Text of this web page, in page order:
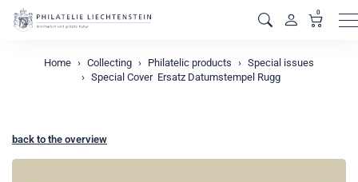
0
Home Collecting Philatelic products
Special issues
Special Cover  Ersatz Datumstempel Rugg
back to the overview